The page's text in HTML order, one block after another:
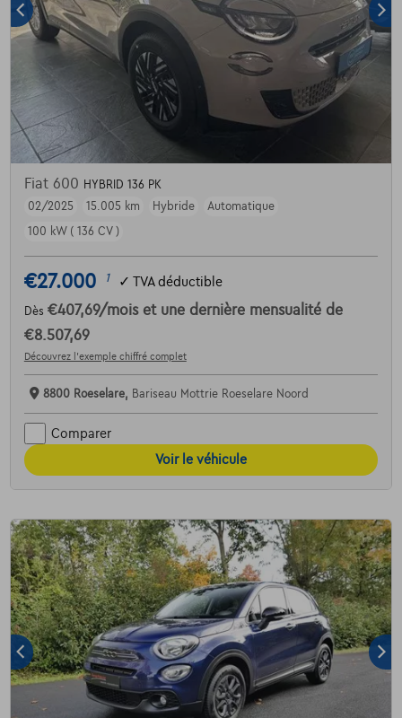
Fiat 600 HYBRID 136 PK
02/2025
15.005 km Hybride
Automatique
100 kW ( 136 CV )
€27.000 1 ✓ TVA déductible
Dès €407,69/mois et une dernière mensualité de
€8.507,69
Découvrez l’exemple chiffré complet
8800 Roeselare, Bariseau Mottrie Roeselare Noord
Comparer
Voir le véhicule